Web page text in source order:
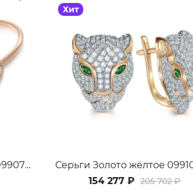
Браслет Золото красное 099070_09_01_000_2848
Хит
154 277 ₽ 205 702 ₽